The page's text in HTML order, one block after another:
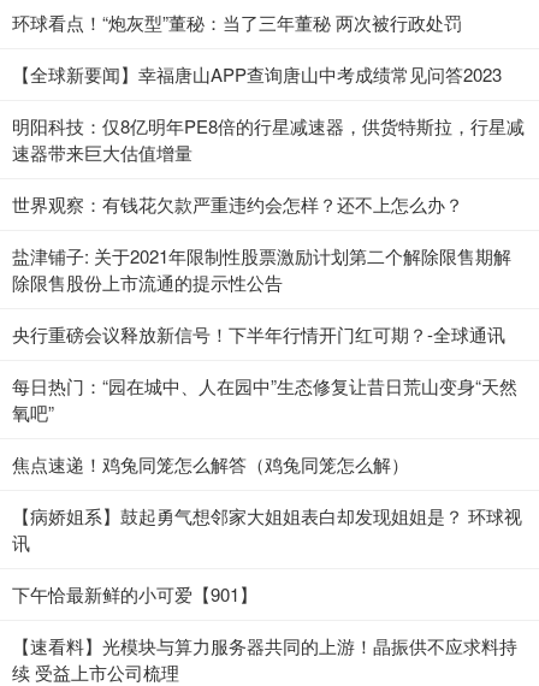
环球看点！“炮灰型”董秘：当了三年董秘 两次被行政处罚
【全球新要闻】幸福唐山APP查询唐山中考成绩常见问答2023
明阳科技：仅8亿明年PE8倍的行星减速器，供货特斯拉，行星减
速器带来巨大估值增量
世界观察：有钱花欠款严重违约会怎样？还不上怎么办？
盐津铺子: 关于2021年限制性股票激励计划第二个解除限售期解
除限售股份上市流通的提示性公告
央行重磅会议释放新信号！下半年行情开门红可期？-全球通讯
每日热门：“园在城中、人在园中”生态修复让昔日荒山变身“天然
氧吧”
焦点速递！鸡兔同笼怎么解答（鸡兔同笼怎么解）
【病娇姐系】鼓起勇气想邻家大姐姐表白却发现姐姐是？ 环球视
讯
下午恰最新鲜的小可爱【901】
【速看料】光模块与算力服务器共同的上游！晶振供不应求料持
续 受益上市公司梳理